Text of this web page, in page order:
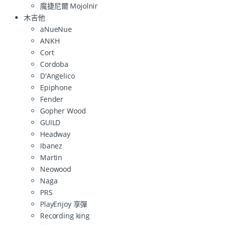
魔捷尼爾 Mojolnir
木吉他
aNueNue
ANKH
Cort
Cordoba
D'Angelico
Epiphone
Fender
Gopher Wood
GUILD
Headway
Ibanez
Martin
Neowood
Naga
PRS
PlayEnjoy 享彈
Recording king